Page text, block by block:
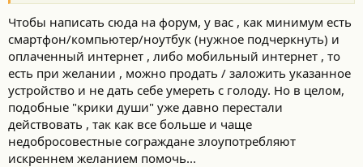
Eсли оставите контакты, тo я клянусь вернуть с первой
зарплаты (переведу на карту или номер телефона). В этом
случае оставьте в личных сообщениях свои контакты. Я верну
100%!
Пополните, пожалуйста, номер телефона на любую сумму: +7-
950-633-74-20 (я могу выводить деньги с телефона на свою
карту без комиссии)
Заранее Вам большое человеческое спасибо.
Чтобы написать сюда на форум, у вас , как минимум есть
смартфон/компьютер/ноутбук (нужное подчеркнуть) и
оплаченный интернет , либо мобильный интернет , то
есть при желании , можно продать / заложить указанное
устройство и не дать себе умереть с голоду. Но в целом,
подобные "крики души" уже давно перестали
действовать , так как все больше и чаще
недобросовестные сограждане злоупотребляют
искреннем желанием помочь...